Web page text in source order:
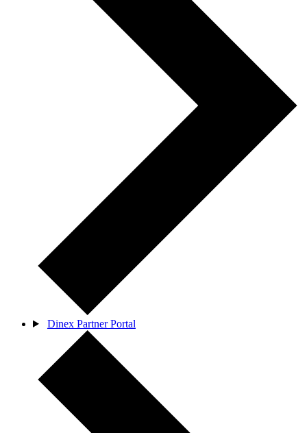
Dinex Partner Portal